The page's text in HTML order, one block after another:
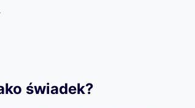
świadek?